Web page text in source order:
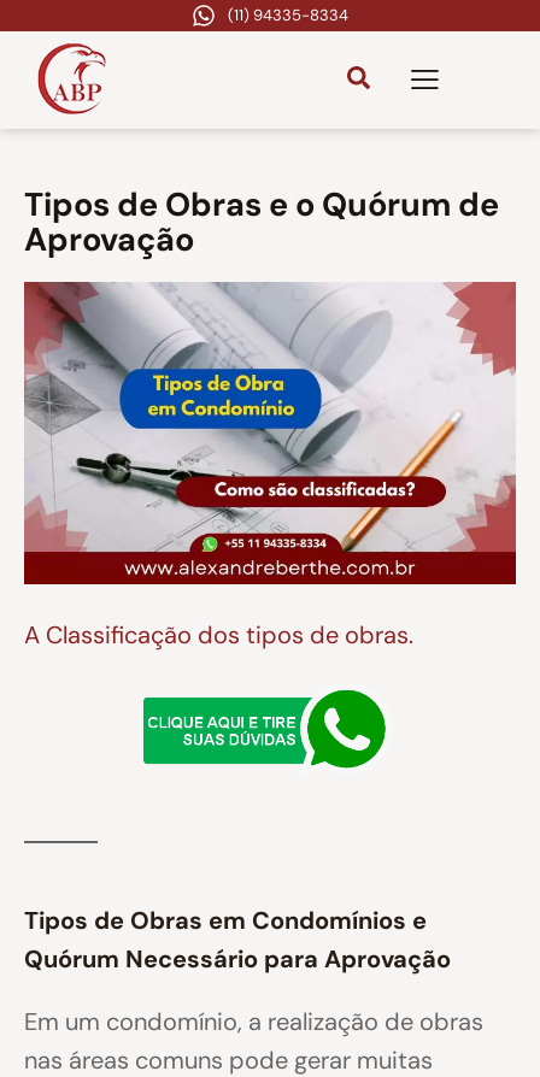
(11) 94335-8334
Tipos de Obras e o Quórum de
Aprovação
A Classificação dos tipos de obras.
Tipos de Obras em Condomínios e
Quórum Necessário para Aprovação
Em um condomínio, a realização de obras
nas áreas comuns pode gerar muitas